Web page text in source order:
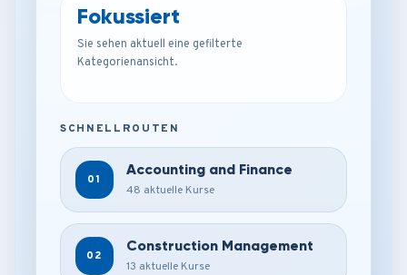
Fokussiert
Sie sehen aktuell eine gefilterte
Kategorienansicht.
SCHNELLROUTEN
01
Accounting and Finance
48 aktuelle Kurse
02
Construction Management
13 aktuelle Kurse